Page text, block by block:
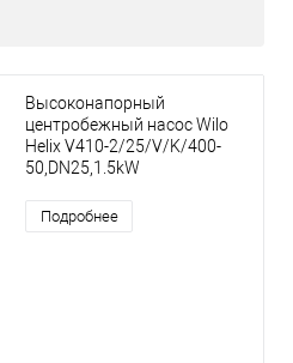
Высоконапорный
центробежный насос Wilo
Helix V410-2/25/V/K/400-
50,DN25,1.5kW
Подробнее